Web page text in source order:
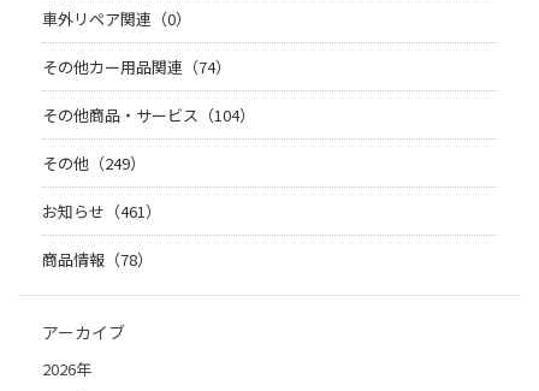
車外リペア関連（0）
その他カー用品関連（74）
その他商品・サービス（104）
その他（249）
お知らせ（461）
商品情報（78）
アーカイブ
2026年